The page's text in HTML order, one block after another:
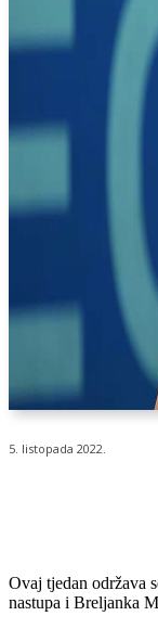
5. listopada 2022.
Ovaj tjedan održava
nastupa i Breljanka